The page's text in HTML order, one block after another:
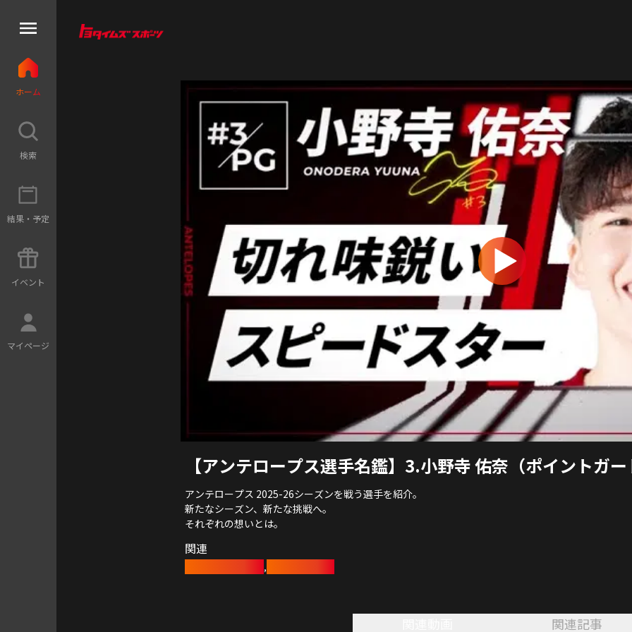
ホーム
検索
結果 ・ 予定
イベン ト
マイページ
【アンテロープス選手名鑑】3.小野寺 佑奈（ポイントガ
アンテロープス 2025-26シーズンを戦う選手を紹介。
新たなシーズン、新たな挑戦へ。
それぞれの想いとは。
関連
,
関連記事